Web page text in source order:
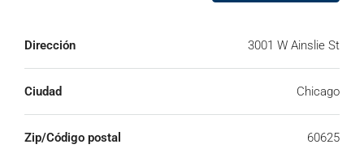
Dirección 3001 W Ainslie St
Ciudad Chicago
Zip/Código postal 60625